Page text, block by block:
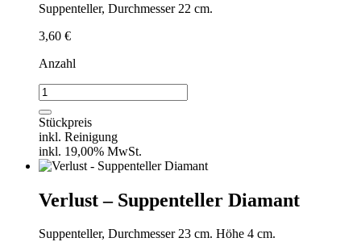
Suppenteller, Durchmesser 22 cm.
3,60 €
Anzahl
Verlust
-
Suppenteller
Menge
Stückpreis
inkl. Reinigung
inkl. 19,00% MwSt.
Verlust – Suppenteller Diamant
Suppenteller, Durchmesser 23 cm. Höhe 4 cm.